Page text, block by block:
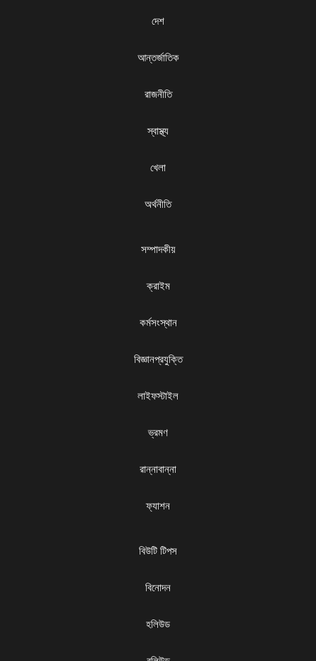
দেশ
আন্তর্জাতিক
রাজনীতি
স্বাস্থ্য
খেলা
অর্থনীতি
সম্পাদকীয়
ক্রাইম
কর্মসংস্থান
বিজ্ঞানপ্রযুক্তি
লাইফস্টাইল
ভ্রমণ
রান্নাবান্না
ফ্যাশন
বিউটি টিপস
বিনোদন
হলিউড